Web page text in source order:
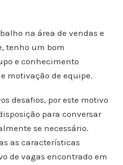
na área de vendas e
tenho um bom
e conhecimento
motivação de equipe.
desafios, por este motivo
para conversar
se necessário.
as características
de vagas encontrado em